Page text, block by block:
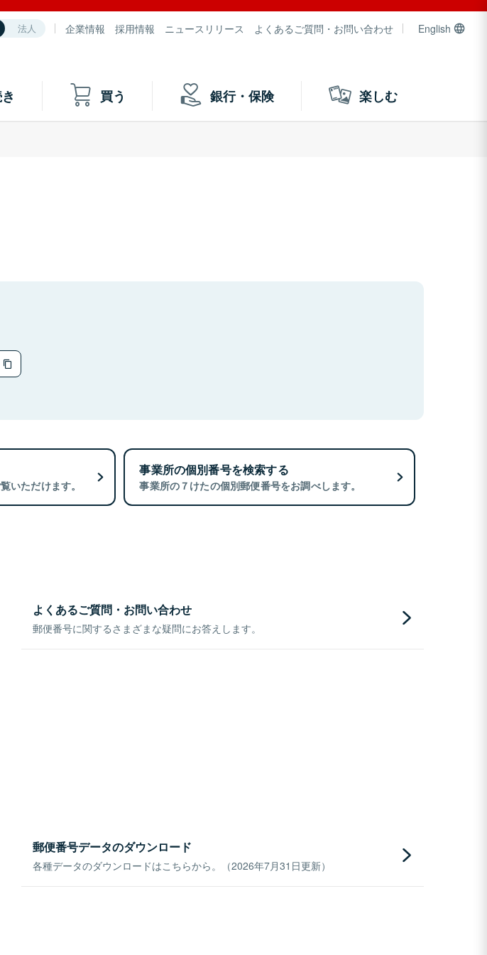
法人 企業情報 採用情報 ニュースリリース よくあるご質問・お問い合わせ English
買う 銀行・保険 楽しむ
いただけます。
事業所の個別番号を検索する
事業所の７けたの個別郵便番号をお調べします。
よくあるご質問・お問い合わせ
郵便番号に関するさまざまな疑問にお答えします。
郵便番号データのダウンロード
各種データのダウンロードはこちらから。（2026年7月31日更新）